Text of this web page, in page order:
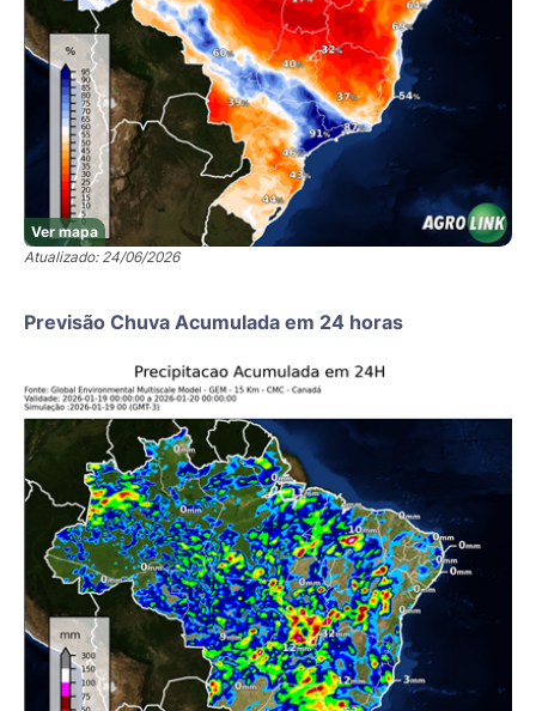
Ver mapa
Atualizado: 24/06/2026
Previsão Chuva Acumulada em 24 horas